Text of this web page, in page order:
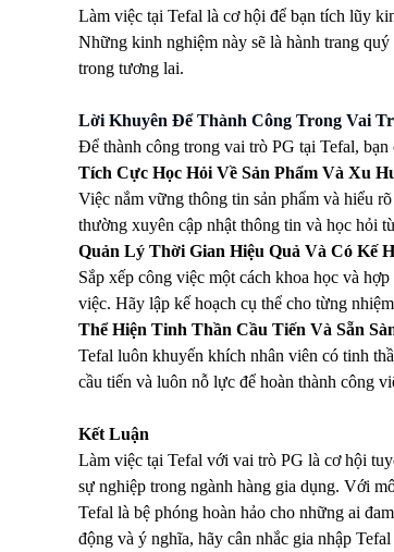
Làm việc tại Tefal là cơ hội để bạn tích lũy
Những kinh nghiệm này sẽ là hành trang
trong tương lai.
Lời Khuyên Để Thành Công Trong Vai
Để thành công trong vai trò PG tại Tefal, bạn
Tích Cực Học Hỏi Về Sản Phẩm Và Xu
Việc nắm vững thông tin sản phẩm và hiểu
thường xuyên cập nhật thông tin và học hỏi
Quản Lý Thời Gian Hiệu Quả Và Có Kế
Sắp xếp công việc một cách khoa học và
việc. Hãy lập kế hoạch cụ thể cho từng
Thể Hiện Tinh Thần Cầu Tiến Và Sẵn
Tefal luôn khuyến khích nhân viên có tinh
cầu tiến và luôn nỗ lực để hoàn thành công
Kết Luận
Làm việc tại Tefal với vai trò PG là cơ hội
sự nghiệp trong ngành hàng gia dụng. Với
Tefal là bệ phóng hoàn hảo cho những ai
động và ý nghĩa, hãy cân nhắc gia nhập